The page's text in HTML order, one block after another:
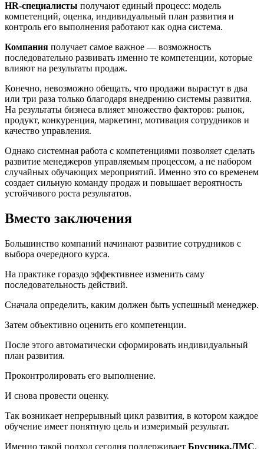
HR-специалисты получают единый процесс: модель
компетенций, оценка, индивидуальный план развития и
контроль его выполнения работают как одна система.
Компания получает самое важное — возможность
последовательно развивать именно те компетенции, которые
влияют на результаты продаж.
Конечно, невозможно обещать, что продажи вырастут в два
или три раза только благодаря внедрению системы развития.
На результаты бизнеса влияет множество факторов: рынок,
продукт, конкуренция, маркетинг, мотивация сотрудников и
качество управления.
Однако системная работа с компетенциями позволяет сделать
развитие менеджеров управляемым процессом, а не набором
случайных обучающих мероприятий. Именно это со временем
создает сильную команду продаж и повышает вероятность
устойчивого роста результатов.
Вместо заключения
Большинство компаний начинают развитие сотрудников с
выбора очередного курса.
На практике гораздо эффективнее изменить саму
последовательность действий.
Сначала определить, каким должен быть успешный менеджер.
Затем объективно оценить его компетенции.
После этого автоматически сформировать индивидуальный
план развития.
Проконтролировать его выполнение.
И снова провести оценку.
Так возникает непрерывный цикл развития, в котором каждое
обучение имеет понятную цель и измеримый результат.
Именно такой подход сегодня поддерживает Брусника.ЛМС.